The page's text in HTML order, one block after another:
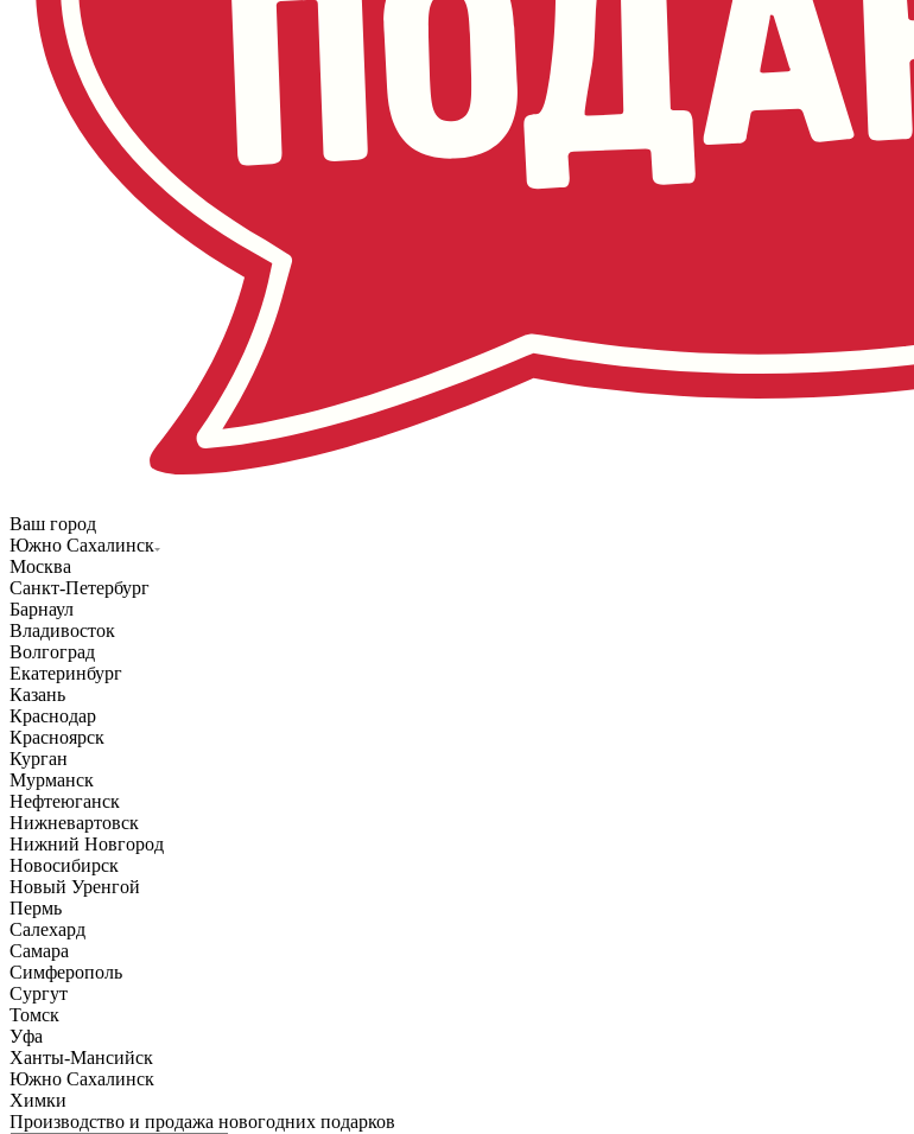
Ваш город
Южно Сахалинск
Москва
Санкт-Петербург
Барнаул
Владивосток
Волгоград
Екатеринбург
Казань
Краснодар
Красноярск
Курган
Мурманск
Нефтеюганск
Нижневартовск
Нижний Новгород
Новосибирск
Новый Уренгой
Пермь
Салехард
Самара
Симферополь
Сургут
Томск
Уфа
Ханты-Мансийск
Южно Сахалинск
Химки
Производство и продажа новогодних подарков